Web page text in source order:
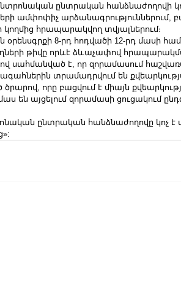
ընտրական հանձնաժողովի
ամփոփիչ արձանագրություններում,
հրապարակվող տվյալներում։
օրենսգրքի 8-րդ հոդվածի 12-րդ մասի
թիվը որևէ ձևաչափով
սահմանված է, որ զորամասում
տրամադրվում են
որը բացվում է միայն
են այցելում զորամասի ցուցակում
ընտրական հանձնաժողովը կոչ է